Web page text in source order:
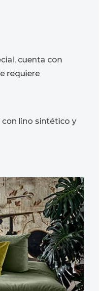
cuenta con
requiere
lino sintético y